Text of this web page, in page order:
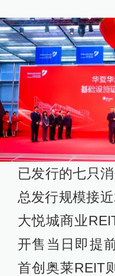
已发行的七只
总发行规模接
大悦城商业
开售当日即提
首创奥莱REIT